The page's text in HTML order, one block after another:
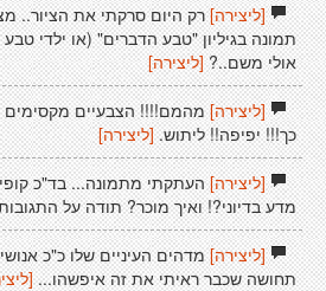
[ליצירה]רק היום סרקתי את הציור..
תמונה בגיליון "טבע הדברים" (או ילדי
אולי משם..? [ליצירה]
[ליצירה]מהמם!!!! הצבעיים מקסימים
כך!!! יפיפה!! ליתוש. [ליצירה]
[ליצירה]העתקתי מתמונה... בד"כ
מדע בדיוני?! ואיך מוכר? תודה על
[ליצירה]מדהים העיניים שלו כ"כ
תחושה שכבר ראיתי את זה איפשהו...